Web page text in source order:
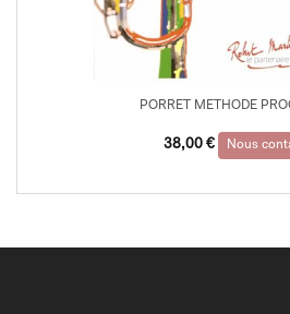
PORRET METHODE
38,00 € Nous